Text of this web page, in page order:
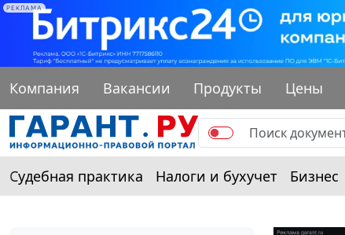
РЕКЛАМА
Компания Вакансии Продукты Цены
Судебная практика Налоги и бухучет Бизнес